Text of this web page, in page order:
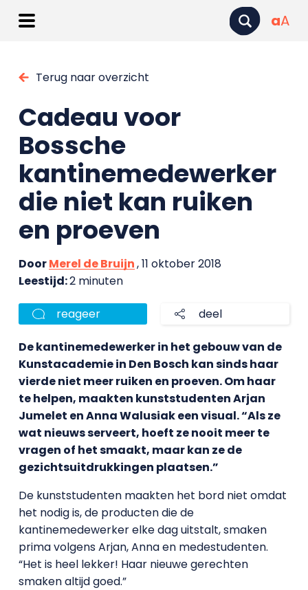
aA
Terug naar overzicht
Cadeau voor
Bossche
kantinemedewerker
die niet kan ruiken
en proeven
DoorMerel de Bruijn, 11 oktober 2018
Leestijd:2 minuten
reageer deel
De kantinemedewerker in het gebouw van de
Kunstacademie in Den Bosch kan sinds haar
vierde niet meer ruiken en proeven. Om haar
te helpen, maakten kunststudenten Arjan
Jumelet en Anna Walusiak een visual. “Als ze
wat nieuws serveert, hoeft ze nooit meer te
vragen of het smaakt, maar kan ze de
gezichtsuitdrukkingen plaatsen.”
De kunststudenten maakten het bord niet omdat
het nodig is, de producten die de
kantinemedewerker elke dag uitstalt, smaken
prima volgens Arjan, Anna en medestudenten.
“Het is heel lekker! Haar nieuwe gerechten
smaken altijd goed.”